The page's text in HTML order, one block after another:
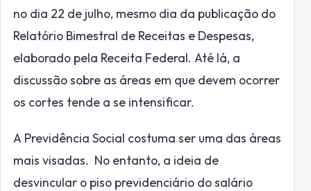
no dia 22 de julho, mesmo dia da publicação do
Relatório Bimestral de Receitas e Despesas,
elaborado pela Receita Federal. Até lá, a
discussão sobre as áreas em que devem ocorrer
os cortes tende a se intensificar.
A Previdência Social costuma ser uma das áreas
mais visadas. No entanto, a ideia de
desvincular o piso previdenciário do salário